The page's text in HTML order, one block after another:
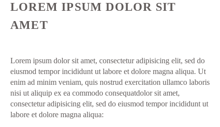
LOREM IPSUM DOLOR SIT
AMET
Lorem ipsum dolor sit amet, consectetur adipisicing elit, sed do
eiusmod tempor incididunt ut labore et dolore magna aliqua. Ut
enim ad minim veniam, quis nostrud exercitation ullamco laboris
nisi ut aliquip ex ea commodo consequatdolor sit amet,
consectetur adipisicing elit, sed do eiusmod tempor incididunt ut
labore et dolore magna aliqua: